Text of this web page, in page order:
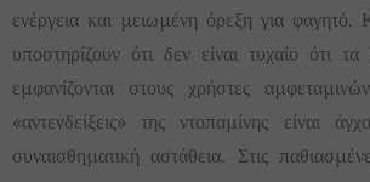
ενέργεια και μειωμένη όρεξη για φαγητό.
υποστηρίζουν ότι δεν είναι τυχαίο ότι τα
εμφανίζονται στους χρήστες
«αντενδείξεις» της ντοπαμίνης είναι
συναισθηματική αστάθεια. Στις